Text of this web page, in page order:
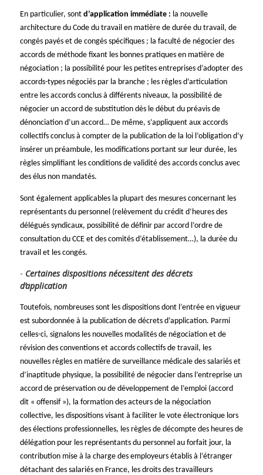
En particulier, sont d’application immédiate : la nouvelle
architecture du Code du travail en matière de durée du travail, de
congés payés et de congés spécifiques ; la faculté de négocier des
accords de méthode fixant les bonnes pratiques en matière de
négociation ; la possibilité pour les petites entreprises d’adopter des
accords-types négociés par la branche ; les règles d’articulation
entre les accords conclus à différents niveaux, la possibilité de
négocier un accord de substitution dès le début du préavis de
dénonciation d’un accord… De même, s’appliquent aux accords
collectifs conclus à compter de la publication de la loi l’obligation d’y
insérer un préambule, les modifications portant sur leur durée, les
règles simplifiant les conditions de validité des accords conclus avec
des élus non mandatés.
Sont également applicables la plupart des mesures concernant les
représentants du personnel (relèvement du crédit d’heures des
délégués syndicaux, possibilité de définir par accord l’ordre de
consultation du CCE et des comités d’établissement…), la durée du
travail et les congés.
Certaines dispositions nécessitent des décrets
d’application
Toutefois, nombreuses sont les dispositions dont l’entrée en vigueur
est subordonnée à la publication de décrets d’application. Parmi
celles-ci, signalons les nouvelles modalités de négociation et de
révision des conventions et accords collectifs de travail, les
nouvelles règles en matière de surveillance médicale des salariés et
d’inaptitude physique, la possibilité de négocier dans l’entreprise un
accord de préservation ou de développement de l’emploi (accord
dit « offensif »), la formation des acteurs de la négociation
collective, les dispositions visant à faciliter le vote électronique lors
des élections professionnelles, les règles de décompte des heures de
délégation pour les représentants du personnel au forfait jour, la
contribution mise à la charge des employeurs établis à l’étranger
détachant des salariés en France, les droits des travailleurs